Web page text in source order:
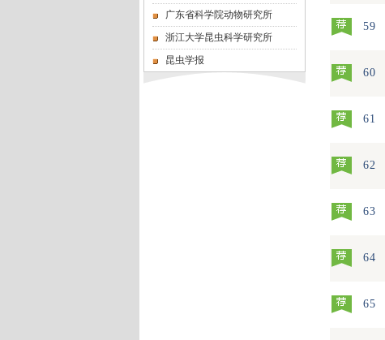
广东省科学院动物研究所
浙江大学昆虫科学研究所
昆虫学报
59
60
61
62
63
64
65